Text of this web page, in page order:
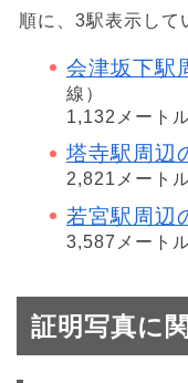
順に、3駅表示して
会津坂下駅
線）
1,132メート
塔寺駅周辺
2,821メート
若宮駅周辺
3,587メート
証明写真に